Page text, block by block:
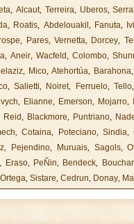
, Alcaut, Terreira, Uberos,
, Roatis, Abdelouakil , Fanuta,
, Pares,Vernetta, Dorcey,
, Aneir, Wacfeld, Colombo,
, Mico, Atehortúa, Barahona
,Salietti, Noiret, Ferruelo, Tello
, Elianne, Emerson, Mojarro,
Reid, Blackmore, Puntriano,
,Cotaina, Poteciano, Sindia,
, Pejendino, Muruais, Sagols,
, Eraso, PeÑin, Bendeck,
Ortega, Sistare, Cedrun, Donay,